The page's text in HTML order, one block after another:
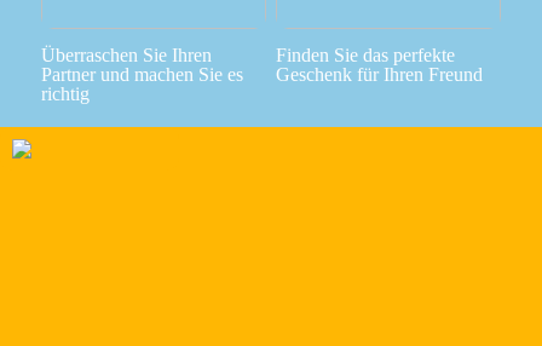
Überraschen Sie Ihren
Partner und machen Sie es
richtig
Finden Sie das perfekte
Geschenk für Ihren Freund